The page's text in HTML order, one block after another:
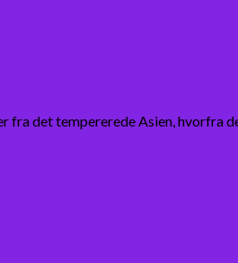
det tempererede Asien, hvorfra